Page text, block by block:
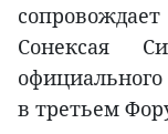
Сонексая
в третьем